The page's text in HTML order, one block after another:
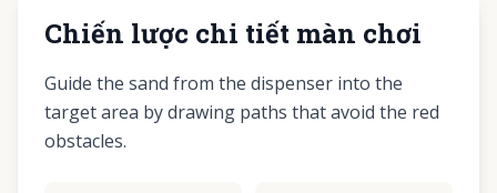
Chiến lược chi tiết màn chơi
Guide the sand from the dispenser into the
target area by drawing paths that avoid the red
obstacles.